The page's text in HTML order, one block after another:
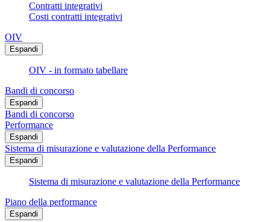
Contratti integrativi
Costi contratti integrativi
OIV
Espandi
OIV - in formato tabellare
Bandi di concorso
Espandi
Bandi di concorso
Performance
Espandi
Sistema di misurazione e valutazione della Performance
Espandi
Sistema di misurazione e valutazione della Performance
Piano della performance
Espandi